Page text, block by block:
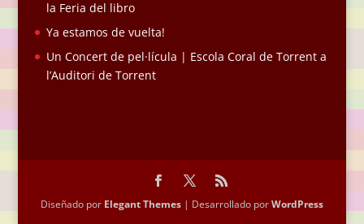
la Feria del libro
Ya estamos de vuelta!
Un Concert de pel·lícula | Escola Coral de Torrent a
l’Auditori de Torrent
Diseñado por Elegant Themes| Desarrollado porWordPress